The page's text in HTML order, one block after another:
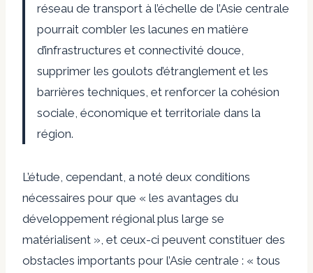
réseau de transport à l’échelle de l’Asie centrale
pourrait combler les lacunes en matière
d’infrastructures et connectivité douce,
supprimer les goulots d’étranglement et les
barrières techniques, et renforcer la cohésion
sociale, économique et territoriale dans la
région.
L’étude, cependant, a noté deux conditions
nécessaires pour que « les avantages du
développement régional plus large se
matérialisent », et ceux-ci peuvent constituer des
obstacles importants pour l’Asie centrale : « tous